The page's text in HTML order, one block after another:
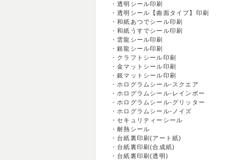
透明シール印刷
透明シール【曲面タイプ】印刷
和紙あつでシール印刷
和紙うすでシール印刷
雲龍シール印刷
銀龍シール印刷
クラフトシール印刷
金マットシール印刷
銀マットシール印刷
ホログラムシール-スクエア
ホログラムシール-レインボー
ホログラムシール-グリッター
ホログラムシール-ノイズ
セキュリティーシール
耐熱シール
台紙裏印刷(アート紙)
台紙裏印刷(合成紙)
台紙裏印刷(透明)